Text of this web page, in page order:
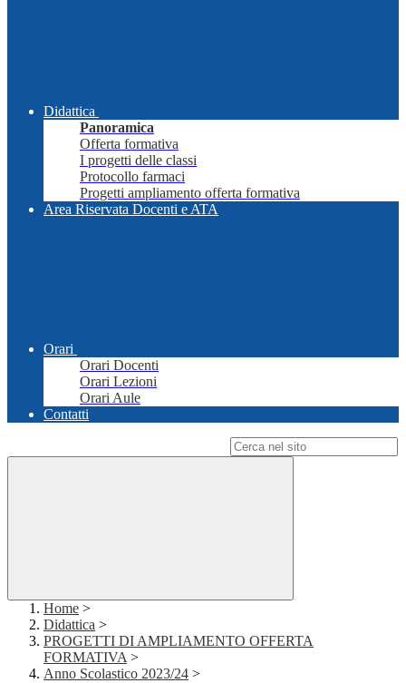
Didattica
Panoramica
Offerta formativa
I progetti delle classi
Protocollo farmaci
Progetti ampliamento offerta formativa
Area Riservata Docenti e ATA
Orari
Orari Docenti
Orari Lezioni
Orari Aule
Contatti
Home >
Didattica >
PROGETTI DI AMPLIAMENTO OFFERTA
FORMATIVA >
Anno Scolastico 2023/24 >